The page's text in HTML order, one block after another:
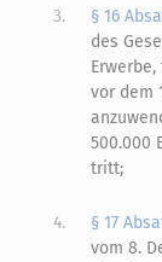
3. § 16
des
vor dem
500.000
tritt;
4. § 17
vom 8.